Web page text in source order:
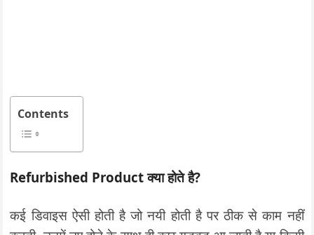
Contents
Refurbished Product क्या होते है?
कई डिवाइस ऐसी होती है जो नयी होती है पर ठीक से काम नहीं